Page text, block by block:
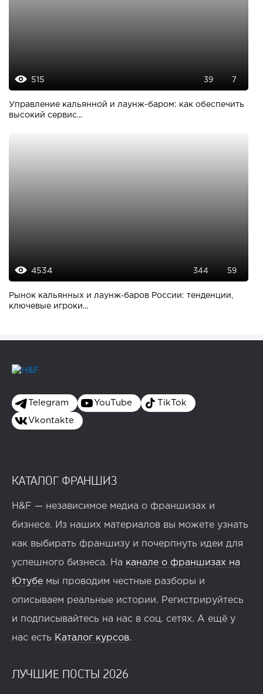
515 39 7
Управление кальянной и лаунж-баром: как обеспечить
высокий сервис...
4534 344 59
Рынок кальянных и лаунж‑баров России: тенденции,
ключевые игроки...
Telegram YouTube TikTok
Vkontakte
КАТАЛОГ ФРАНШИЗ
H&F — независимое медиа о франшизах и
бизнесе. Из наших материалов вы можете узнать
как выбирать франшизу и почерпнуть идеи для
успешного бизнеса. На канале о франшизах на
Ютубе мы проводим честные разборы и
описываем реальные истории. Регистрируйтесь
и подписывайтесь на нас в соц. сетях. А ещё у
нас есть Каталог курсов.
ЛУЧШИЕ ПОСТЫ 2026